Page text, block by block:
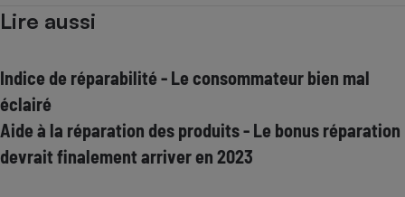
Lire aussi
Indice de réparabilité - Le consommateur bien mal
éclairé
Aide à la réparation des produits - Le bonus réparation
devrait finalement arriver en 2023